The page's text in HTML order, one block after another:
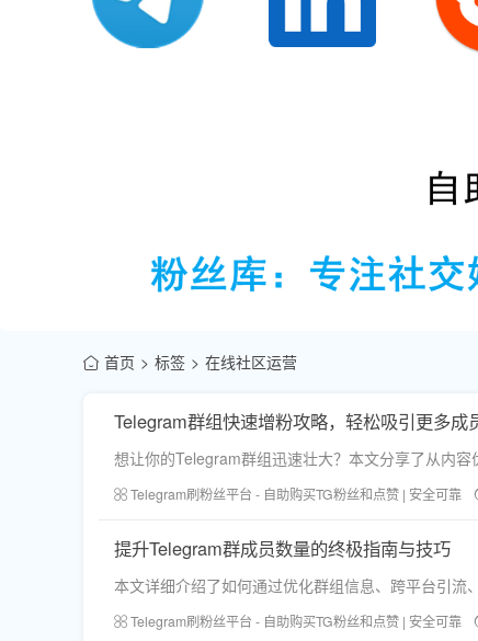
首页 标签 在线社区运营
Telegram群组快速增粉攻略，轻松吸引更多成
想让你的Telegram群组迅速壮大？本文分享了从内
Telegram刷粉丝平台 - 自助购买TG粉丝和点赞 | 安全可靠
提升Telegram群成员数量的终极指南与技巧
本文详细介绍了如何通过优化群组信息、跨平台引流
Telegram刷粉丝平台 - 自助购买TG粉丝和点赞 | 安全可靠